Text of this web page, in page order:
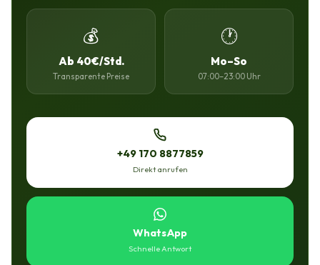
💰
Ab 40€/Std.
Transparente Preise
🕐
Mo–So
07:00–23:00 Uhr
+49 170 8877859
Direkt anrufen
WhatsApp
Schnelle Antwort